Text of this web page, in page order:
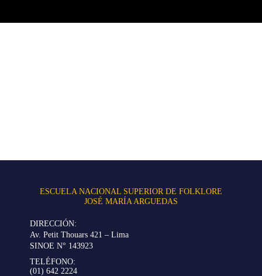
ESCUELA NACIONAL SUPERIOR DE FOLKLORE
JOSÉ MARÍA ARGUEDAS
DIRECCIÓN:
Av. Petit Thouars 421 – Lima
SINOE N° 143923
TELÉFONO:
(01) 642 2224